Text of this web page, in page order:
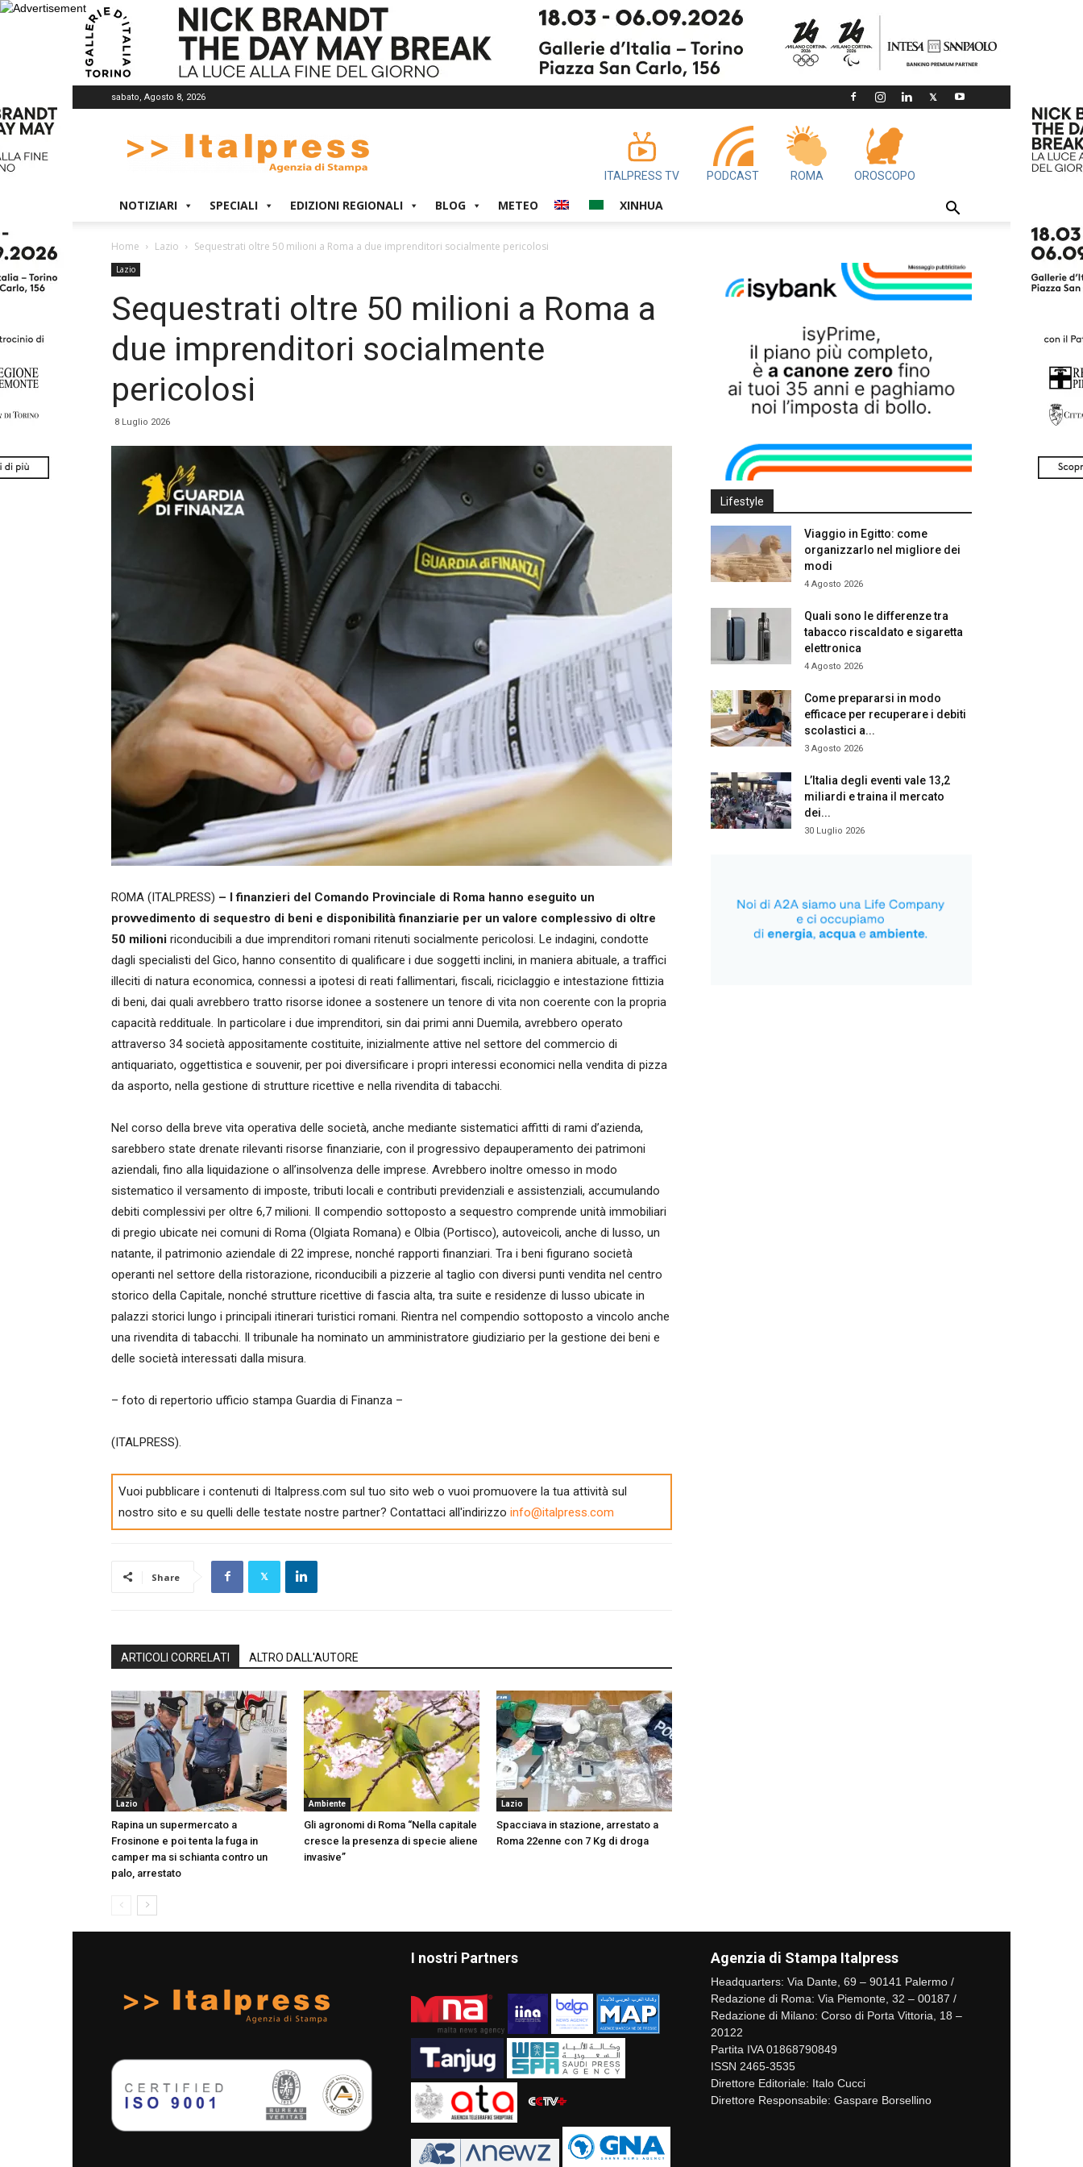
sabato, Agosto 8, 2026
ITALPRESS TV PODCAST ROMA OROSCOPO
NOTIZIARI SPECIALI EDIZIONI REGIONALI BLOG METEO XINHUA
Home Lazio Sequestrati oltre 50 milioni a Roma a due imprenditori socialmente pericolosi
Lazio
Sequestrati oltre 50 milioni a Roma a
due imprenditori socialmente
pericolosi
8 Luglio 2026
ROMA (ITALPRESS) – I finanzieri del Comando Provinciale di Roma hanno eseguito un
provvedimento di sequestro di beni e disponibilità finanziarie per un valore complessivo di oltre
50 milioni riconducibili a due imprenditori romani ritenuti socialmente pericolosi. Le indagini, condotte
dagli specialisti del Gico, hanno consentito di qualificare i due soggetti inclini, in maniera abituale, a traffici
illeciti di natura economica, connessi a ipotesi di reati fallimentari, fiscali, riciclaggio e intestazione fittizia
di beni, dai quali avrebbero tratto risorse idonee a sostenere un tenore di vita non coerente con la propria
capacità reddituale. In particolare i due imprenditori, sin dai primi anni Duemila, avrebbero operato
attraverso 34 società appositamente costituite, inizialmente attive nel settore del commercio di
antiquariato, oggettistica e souvenir, per poi diversificare i propri interessi economici nella vendita di pizza
da asporto, nella gestione di strutture ricettive e nella rivendita di tabacchi.
Nel corso della breve vita operativa delle società, anche mediante sistematici affitti di rami d’azienda,
sarebbero state drenate rilevanti risorse finanziarie, con il progressivo depauperamento dei patrimoni
aziendali, fino alla liquidazione o all’insolvenza delle imprese. Avrebbero inoltre omesso in modo
sistematico il versamento di imposte, tributi locali e contributi previdenziali e assistenziali, accumulando
debiti complessivi per oltre 6,7 milioni. Il compendio sottoposto a sequestro comprende unità immobiliari
di pregio ubicate nei comuni di Roma (Olgiata Romana) e Olbia (Portisco), autoveicoli, anche di lusso, un
natante, il patrimonio aziendale di 22 imprese, nonché rapporti finanziari. Tra i beni figurano società
operanti nel settore della ristorazione, riconducibili a pizzerie al taglio con diversi punti vendita nel centro
storico della Capitale, nonché strutture ricettive di fascia alta, tra suite e residenze di lusso ubicate in
palazzi storici lungo i principali itinerari turistici romani. Rientra nel compendio sottoposto a vincolo anche
una rivendita di tabacchi. Il tribunale ha nominato un amministratore giudiziario per la gestione dei beni e
delle società interessati dalla misura.
– foto di repertorio ufficio stampa Guardia di Finanza –
(ITALPRESS).
Vuoi pubblicare i contenuti di Italpress.com sul tuo sito web o vuoi promuovere la tua attività sul
nostro sito e su quelli delle testate nostre partner? Contattaci all'indirizzo info@italpress.com
Share
ARTICOLI CORRELATI ALTRO DALL'AUTORE
Lazio
Rapina un supermercato a
Frosinone e poi tenta la fuga in
camper ma si schianta contro un
palo, arrestato
Ambiente
Gli agronomi di Roma “Nella capitale
cresce la presenza di specie aliene
invasive”
Lazio
Spacciava in stazione, arrestato a
Roma 22enne con 7 Kg di droga
Lifestyle
Viaggio in Egitto: come
organizzarlo nel migliore dei
modi
4 Agosto 2026
Quali sono le differenze tra
tabacco riscaldato e sigaretta
elettronica
4 Agosto 2026
Come prepararsi in modo
efficace per recuperare i debiti
scolastici a...
3 Agosto 2026
L’Italia degli eventi vale 13,2
miliardi e traina il mercato
dei...
30 Luglio 2026
I nostri Partners Agenzia di Stampa Italpress
Headquarters: Via Dante, 69 – 90141 Palermo /
Redazione di Roma: Via Piemonte, 32 – 00187 /
Redazione di Milano: Corso di Porta Vittoria, 18 –
20122
Partita IVA 01868790849
ISSN 2465-3535
Direttore Editoriale: Italo Cucci
Direttore Responsabile: Gaspare Borsellino